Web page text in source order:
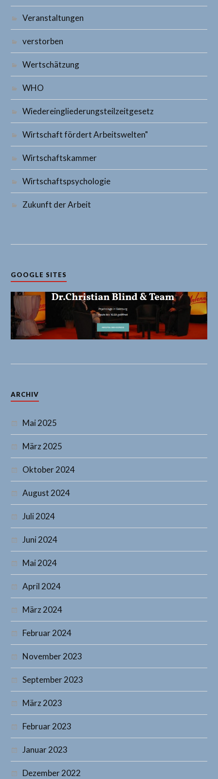
Veranstaltungen
verstorben
Wertschätzung
WHO
Wiedereingliederungsteilzeitgesetz
Wirtschaft fördert Arbeitswelten"
Wirtschaftskammer
Wirtschaftspsychologie
Zukunft der Arbeit
GOOGLE SITES
ARCHIV
Mai 2025
März 2025
Oktober 2024
August 2024
Juli 2024
Juni 2024
Mai 2024
April 2024
März 2024
Februar 2024
November 2023
September 2023
März 2023
Februar 2023
Januar 2023
Dezember 2022